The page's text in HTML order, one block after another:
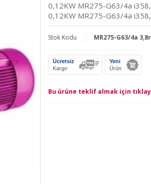
0,12KW MR275-G63/4a
0,12KW MR275-G63/4a
Stok Kodu MR275-G63/4a
Ücretsiz
Kargo
Yeni
Ürün
Bu ürüne teklif almak için